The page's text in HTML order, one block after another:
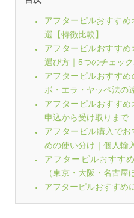
アフターピルおすす
選【特徴比較】
アフターピルおすす
選び方｜5つのチェッ
アフターピルおすす
ボ・エラ・ヤッペ法の
アフターピルおすす
申込から受け取りまで
アフターピル購入で
めの使い分け｜個人輸
アフターピルおすす
（東京・大阪・名古屋
アフターピルおすすめ